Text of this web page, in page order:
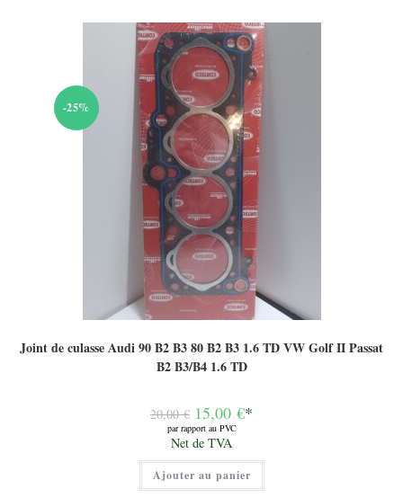
-25%
Joint de culasse Audi 90 B2 B3 80 B2 B3 1.6 TD VW Golf II Passat
B2 B3/B4 1.6 TD
20,00€ Le
prix
initial
était :
20,00 €.
15,00 €*
par rapport au PVC
Le
prix
actuel
est :
15,00 €.
Net de TVA
Ajouter au panier